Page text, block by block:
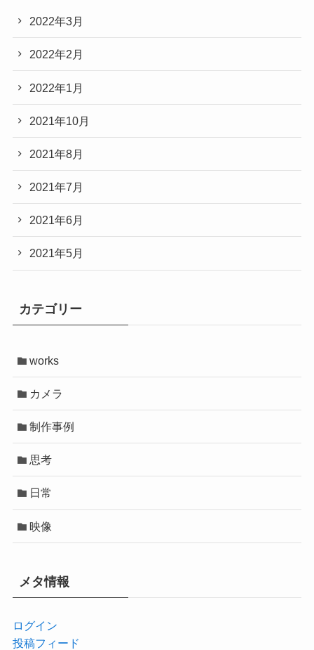
2022年3月
2022年2月
2022年1月
2021年10月
2021年8月
2021年7月
2021年6月
2021年5月
カテゴリー
works
カメラ
制作事例
思考
日常
映像
メタ情報
ログイン
投稿フィード